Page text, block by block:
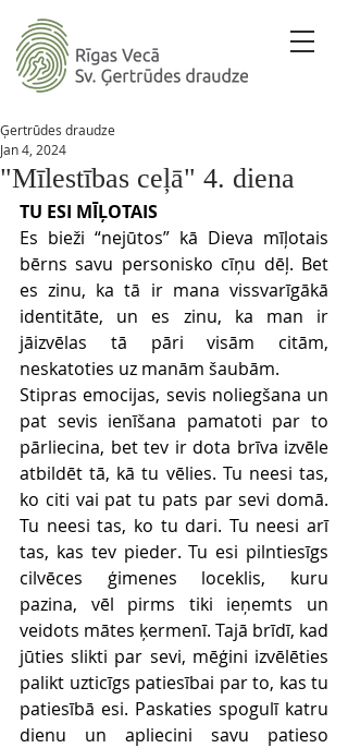
"Mīlestības ceļā" 4. diena
Ģertrūdes draudze
Jan 4, 2024
TU ESI MĪĻOTAIS
Es bieži “nejūtos” kā Dieva mīļotais
bērns savu personisko cīņu dēļ. Bet
es zinu, ka tā ir mana vissvarīgākā
identitāte, un es zinu, ka man ir
jāizvēlas tā pāri visām citām,
neskatoties uz manām šaubām.
Stipras emocijas, sevis noliegšana un
pat sevis ienīšana pamatoti par to
pārliecina, bet tev ir dota brīva izvēle
atbildēt tā, kā tu vēlies. Tu neesi tas,
ko citi vai pat tu pats par sevi domā.
Tu neesi tas, ko tu dari. Tu neesi arī
tas, kas tev pieder. Tu esi pilntiesīgs
cilvēces ģimenes loceklis, kuru
pazina, vēl pirms tiki ieņemts un
veidots mātes ķermenī. Tajā brīdī, kad
jūties slikti par sevi, mēģini izvēlēties
palikt uzticīgs patiesībai par to, kas tu
patiesībā esi. Paskaties spogulī katru
dienu un apliecini savu patieso